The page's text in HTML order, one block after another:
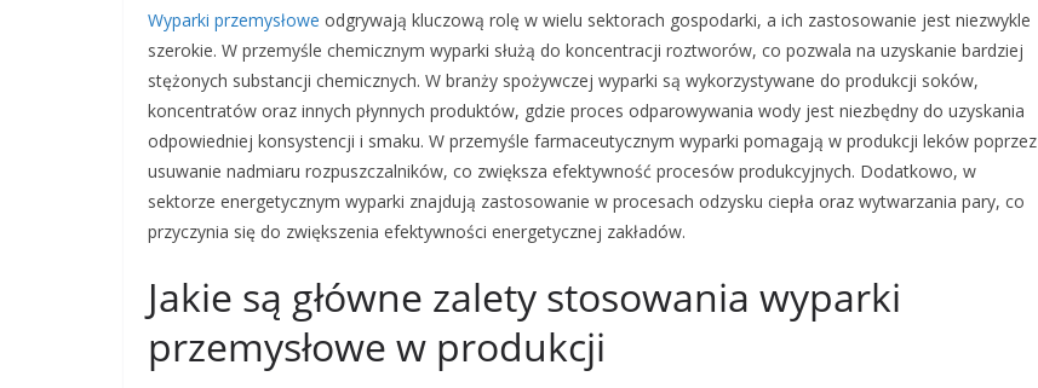
Wyparki przemysłowe odgrywają kluczową rolę w wielu sektorach gospodarki, a ich zastosowanie jest niezwykle
szerokie. W przemyśle chemicznym wyparki służą do koncentracji roztworów, co pozwala na uzyskanie bardziej
stężonych substancji chemicznych. W branży spożywczej wyparki są wykorzystywane do produkcji soków,
koncentratów oraz innych płynnych produktów, gdzie proces odparowywania wody jest niezbędny do uzyskania
odpowiedniej konsystencji i smaku. W przemyśle farmaceutycznym wyparki pomagają w produkcji leków poprzez
usuwanie nadmiaru rozpuszczalników, co zwiększa efektywność procesów produkcyjnych. Dodatkowo, w
sektorze energetycznym wyparki znajdują zastosowanie w procesach odzysku ciepła oraz wytwarzania pary, co
przyczynia się do zwiększenia efektywności energetycznej zakładów.
Jakie są główne zalety stosowania wyparki
przemysłowe w produkcji